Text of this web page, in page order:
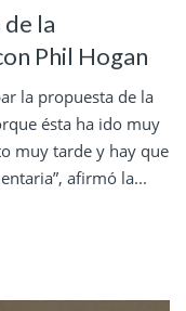
la
Phil Hogan
la propuesta de la
ésta ha ido muy
muy tarde y hay que
afirmó la...